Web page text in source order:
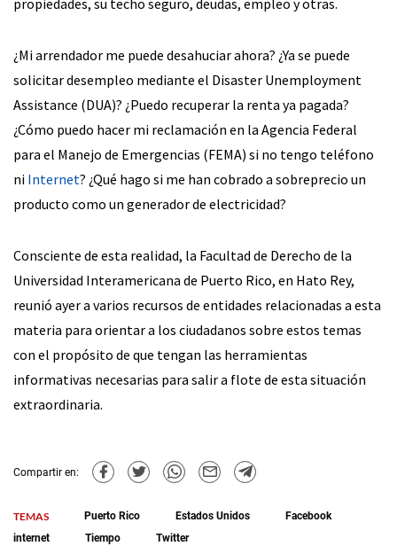
propiedades, su techo seguro, deudas, empleo y otras.
¿Mi arrendador me puede desahuciar ahora? ¿Ya se puede
solicitar desempleo mediante el Disaster Unemployment
Assistance (DUA)? ¿Puedo recuperar la renta ya pagada?
¿Cómo puedo hacer mi reclamación en la Agencia Federal
para el Manejo de Emergencias (FEMA) si no tengo teléfono
ni Internet? ¿Qué hago si me han cobrado a sobreprecio un
producto como un generador de electricidad?
Consciente de esta realidad, la Facultad de Derecho de la
Universidad Interamericana de Puerto Rico, en Hato Rey,
reunió ayer a varios recursos de entidades relacionadas a esta
materia para orientar a los ciudadanos sobre estos temas
con el propósito de que tengan las herramientas
informativas necesarias para salir a flote de esta situación
extraordinaria.
Compartir en:
TEMAS Puerto Rico Estados Unidos
Facebook
internet
Tiempo Twitter